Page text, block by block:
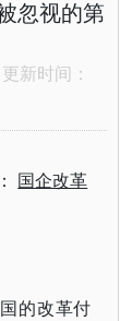
忽视的第
新时间：
国企改革
的改革付